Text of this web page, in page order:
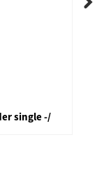
single -/